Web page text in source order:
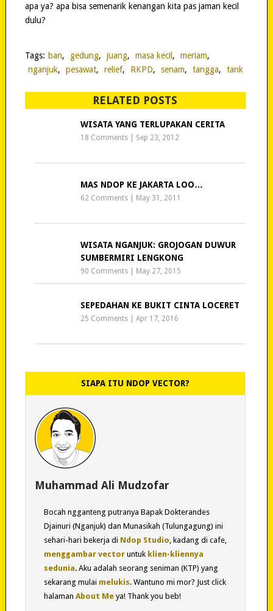
apa ya? apa bisa semenarik kenangan kita pas jaman kecil
dulu?
Tags: ban, gedung, juang, masa kecil , meriam,
nganjuk, pesawat, relief, RKPD, senam, tangga, tank
RELATED POSTS
WISATA YANG TERLUPAKAN CERITA
18 Comments Sep 23, 2012
MAS NDOP KE JAKARTA LOO…
62 Comments May 31, 2011
WISATA NGANJUK: GROJOGAN DUWUR
SUMBERMIRI LENGKONG
90 Comments May 27, 2015
SEPEDAHAN KE BUKIT CINTA LOCERET
25 Comments |Apr 17, 2016
SIAPA ITU NDOP VECTOR?
Muhammad Ali Mudzofar
Bocah ngganteng putranya Bapak Dokterandes
Djainuri (Nganjuk) dan Munasikah (Tulungagung) ini
sehari-hari bekerja di Ndop Studio , kadang di cafe,
menggambar vectoruntuk klien-kliennya
sedunia. Aku adalah seorang seniman (KTP) yang
sekarang mulai melukis. Wantuno mi mor? Just click
halaman About Meya! Thank you beb!